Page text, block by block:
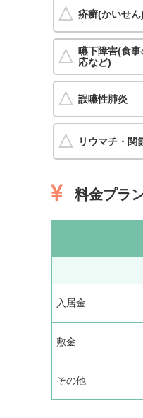
疥癬(かいせん)
嚥下障害(食
応など)
誤嚥性肺炎
リウマチ・関
料金プラ
入居金
敷金
その他